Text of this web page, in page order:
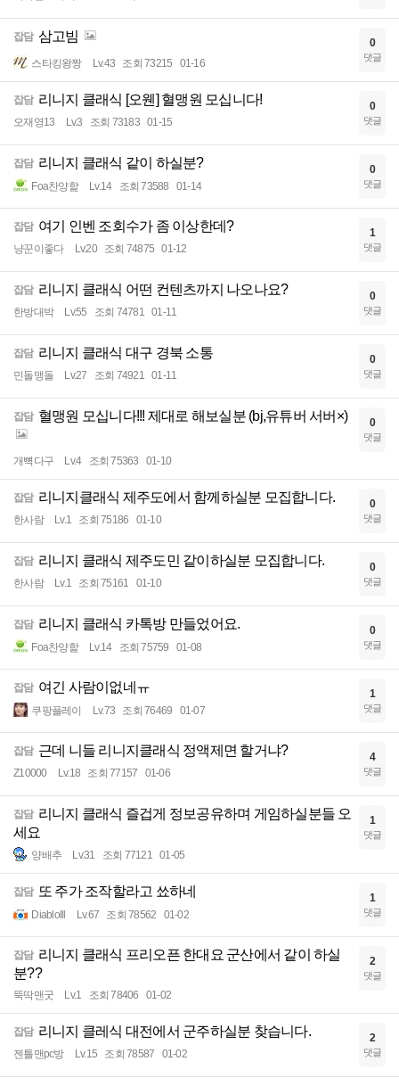
잡담 삼고빔
스타킹왕짱 Lv.43 조회 73215 01-16
0
댓글
잡담 리니지 클래식 [오웬] 혈맹원 모십니다!
오재영13 Lv.3 조회 73183 01-15
0
댓글
잡담 리니지 클래식 같이 하실분?
Foa찬양핥 Lv.14 조회 73588 01-14
0
댓글
잡담 여기 인벤 조회수가 좀 이상한데?
냥꾼이좋다 Lv.20 조회 74875 01-12
1
댓글
잡담 리니지 클래식 어떤 컨텐츠까지 나오나요?
한방대박 Lv.55 조회 74781 01-11
0
댓글
잡담 리니지 클래식 대구 경북 소통
민돌맹돌 Lv.27 조회 74921 01-11
0
댓글
잡담 혈맹원 모십니다!!! 제대로 해보실분 (bj,유튜버 서버×)
개뼉다구 Lv.4 조회 75363 01-10
0
댓글
잡담 리니지클래식 제주도에서 함께하실분 모집합니다.
한사람 Lv.1 조회 75186 01-10
0
댓글
잡담 리니지 클래식 제주도민 같이하실분 모집합니다.
한사람 Lv.1 조회 75161 01-10
0
댓글
잡담 리니지 클래식 카톡방 만들었어요.
Foa찬양핥 Lv.14 조회 75759 01-08
0
댓글
잡담 여긴 사람이없네ㅠ
쿠팡플레이 Lv.73 조회 76469 01-07
1
댓글
잡담 근데 니들 리니지클래식 정액제면 할거냐?
Z10000 Lv.18 조회 77157 01-06
4
댓글
잡담 리니지 클래식 즐겁게 정보공유하며 게임하실분들 오
세요
양배추 Lv.31 조회 77121 01-05
1
댓글
잡담 또 주가 조작할라고 쑈하네
Diablolll Lv.67 조회 78562 01-02
1
댓글
잡담 리니지 클래식 프리오픈 한대요 군산에서 같이 하실
분??
뚝딱맨굿 Lv.1 조회 78406 01-02
2
댓글
잡담 리니지 클레식 대전에서 군주하실분 찾습니다.
젠틀맨pc방 Lv.15 조회 78587 01-02
2
댓글